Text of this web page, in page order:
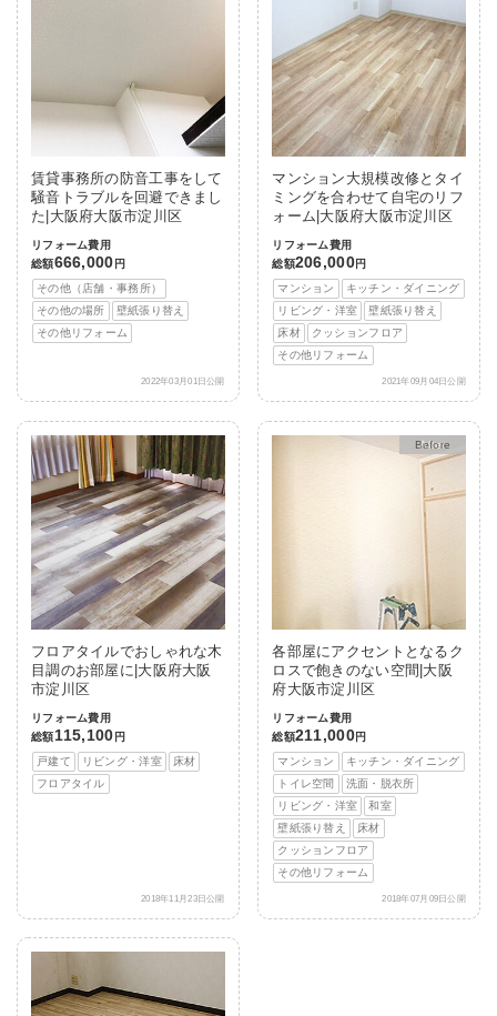
賃貸事務所の防音工事をして
騒音トラブルを回避できまし
た|大阪府大阪市淀川区
リフォーム費用
総額666,000 円
その他（店舗・事務所）
その他の場所
壁紙張り替え
その他リフォーム
2022年03月01日公開
マンション大規模改修とタイ
ミングを合わせて自宅のリフ
ォーム|大阪府大阪市淀川区
リフォーム費用
総額206,000円
マンション
キッチン・ダイニング
リビング・洋室
壁紙張り替え
床材
クッションフロア
その他リフォーム
2021年09月04日公開
フロアタイルでおしゃれな木
目調のお部屋に|大阪府大阪
市淀川区
リフォーム費用
総額115,100 円
戸建て
リビング・洋室
床材
フロアタイル
2018年11月23日公開
After
各部屋にアクセントとなるク
ロスで飽きのない空間|大阪
府大阪市淀川区
リフォーム費用
総額211,000円
マンション
キッチン・ダイニング
トイレ空間
洗面・脱衣所
リビング・洋室
和室
壁紙張り替え
床材
クッションフロア
その他リフォーム
2018年07月09日公開